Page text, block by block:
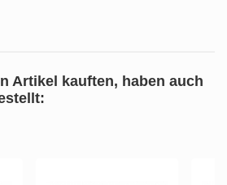
Artikel kauften, haben auch